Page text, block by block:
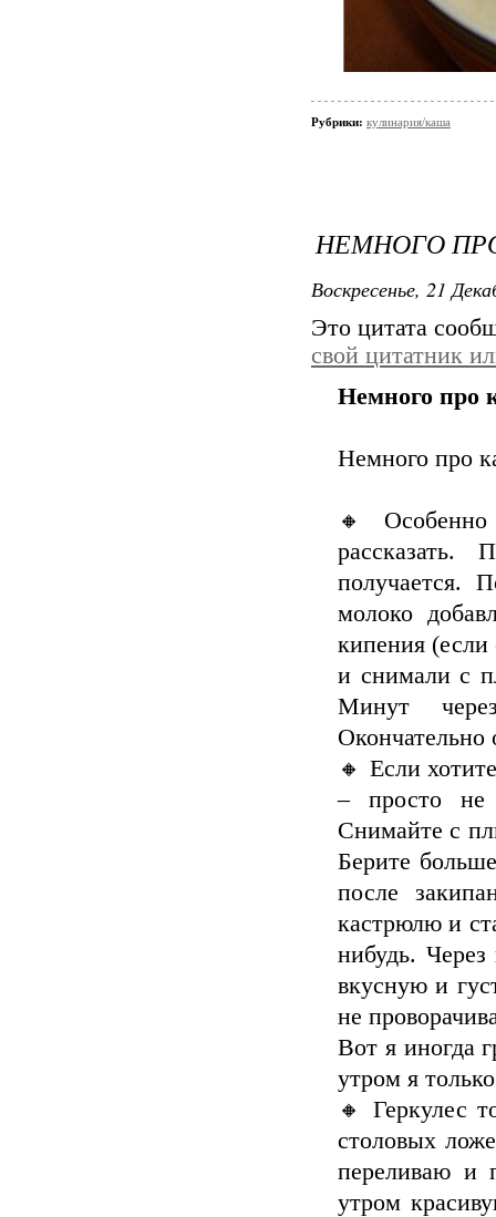
Рубрики: кулинария/каша
НЕМНОГО
Воскресенье, 21
Это цитата
свой цитатник
Немного про
Немного про
🔸 Особенно
получается.
молоко
кипения
и снимали с
Минут
🔸 Если
– просто не
Снимайте с
Берите
после
кастрюлю и
нибудь.
вкусную и
не
Вот я иногда
утром я
🔸 Геркулес
столовых
переливаю и
утром